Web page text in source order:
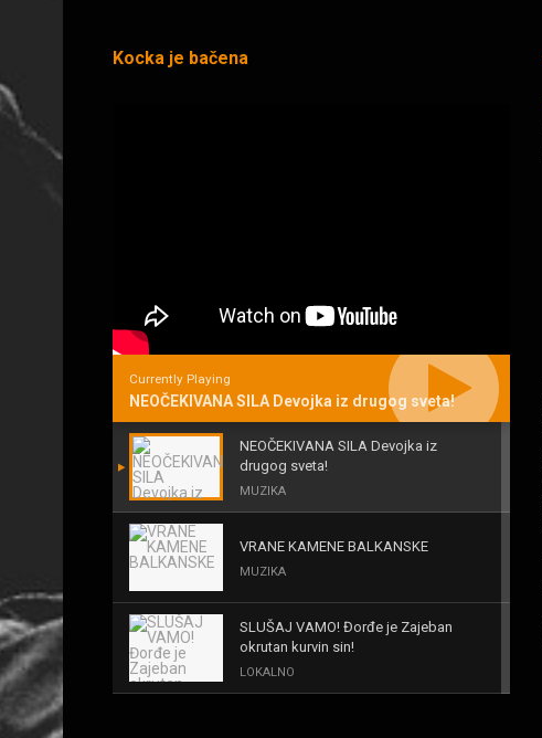
Kocka je bačena
Currently Playing
NEOČEKIVANA SILA Devojka iz drugog sveta!
NEOČEKIVANA SILA Devojka iz
drugog sveta!
MUZIKA
VRANE KAMENE BALKANSKE
MUZIKA
SLUŠAJ VAMO! Đorđe je Zajeban
okrutan kurvin sin!
LOKALNO